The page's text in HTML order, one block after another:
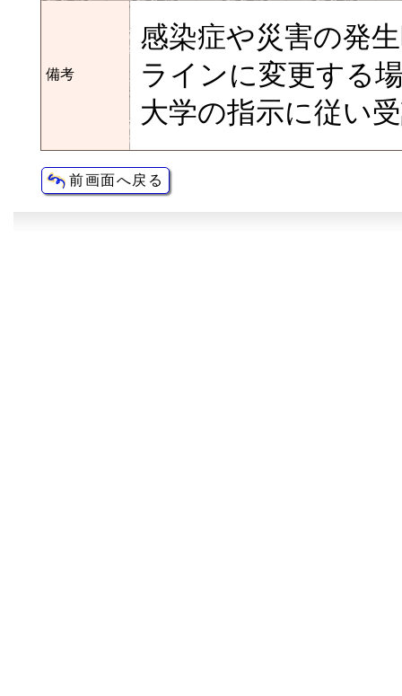
備考
感染症や災害の発
ラインに変更する
大学の指示に従い